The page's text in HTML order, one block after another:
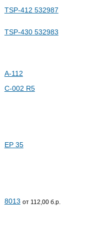
TSP-412 532987
TSP-430 532983
A-112
C-002 R5
EP 35
8013 от 112,00 б.р.